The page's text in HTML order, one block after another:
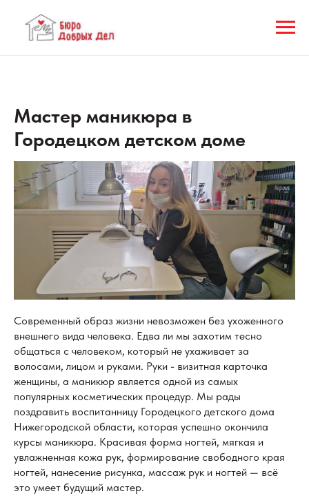
Мастер маникюра в
Городецком детском доме
Современный образ жизни невозможен без ухоженного
внешнего вида человека. Едва ли мы захотим тесно
общаться с человеком, который не ухаживает за
волосами, лицом и руками. Руки - визитная карточка
женщины, а маникюр является одной из самых
популярных косметических процедур. Мы рады
поздравить воспитанницу Городецкого детского дома
Нижегородской области, которая успешно окончила
курсы маникюра. Красивая форма ногтей, мягкая и
увлажненная кожа рук, формирование свободного края
ногтей, нанесение рисунка, массаж рук и ногтей — всё
это умеет будущий мастер.